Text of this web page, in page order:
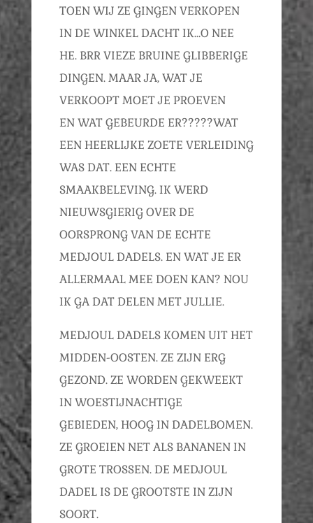
TOEN WIJ ZE GINGEN VERKOPEN
IN DE WINKEL DACHT IK…O NEE
HE. BRR VIEZE BRUINE GLIBBERIGE
DINGEN. MAAR JA, WAT JE
VERKOOPT MOET JE PROEVEN
EN WAT GEBEURDE ER?????WAT
EEN HEERLIJKE ZOETE VERLEIDING
WAS DAT. EEN ECHTE
SMAAKBELEVING. IK WERD
NIEUWSGIERIG OVER DE
OORSPRONG VAN DE ECHTE
MEDJOUL DADELS. EN WAT JE ER
ALLERMAAL MEE DOEN KAN? NOU
IK GA DAT DELEN MET JULLIE.
MEDJOUL DADELS KOMEN UIT HET
MIDDEN-OOSTEN. ZE ZIJN ERG
GEZOND. ZE WORDEN GEKWEEKT
IN WOESTIJNACHTIGE
GEBIEDEN, HOOG IN DADELBOMEN.
ZE GROEIEN NET ALS BANANEN IN
GROTE TROSSEN. DE MEDJOUL
DADEL IS DE GROOTSTE IN ZIJN
SOORT.